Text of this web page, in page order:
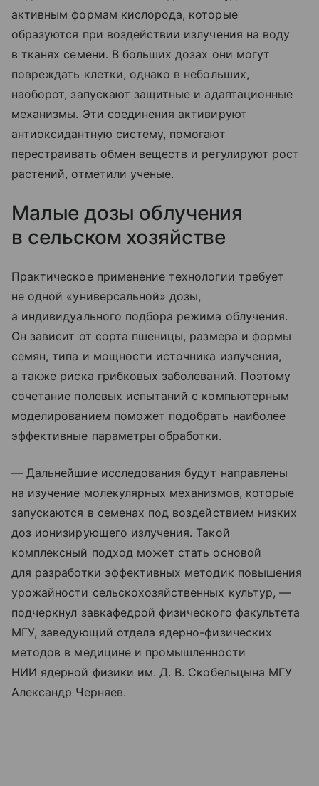
активным формам кислорода, которые
образуются при воздействии излучения на воду
в тканях семени. В больших дозах они могут
повреждать клетки, однако в небольших,
наоборот, запускают защитные и адаптационные
механизмы. Эти соединения активируют
антиоксидантную систему, помогают
перестраивать обмен веществ и регулируют рост
растений, отметили ученые.
Малые дозы облучения
в сельском хозяйстве
Практическое применение технологии требует
не одной «универсальной» дозы,
а индивидуального подбора режима облучения.
Он зависит от сорта пшеницы, размера и формы
семян, типа и мощности источника излучения,
а также риска грибковых заболеваний. Поэтому
сочетание полевых испытаний с компьютерным
моделированием поможет подобрать наиболее
эффективные параметры обработки.
— Дальнейшие исследования будут направлены
на изучение молекулярных механизмов, которые
запускаются в семенах под воздействием низких
доз ионизирующего излучения. Такой
комплексный подход может стать основой
для разработки эффективных методик повышения
урожайности сельскохозяйственных культур, —
подчеркнул завкафедрой физического факультета
МГУ, заведующий отдела ядерно-физических
методов в медицине и промышленности
НИИ ядерной физики им. Д. В. Скобельцына МГУ
Александр Черняев.